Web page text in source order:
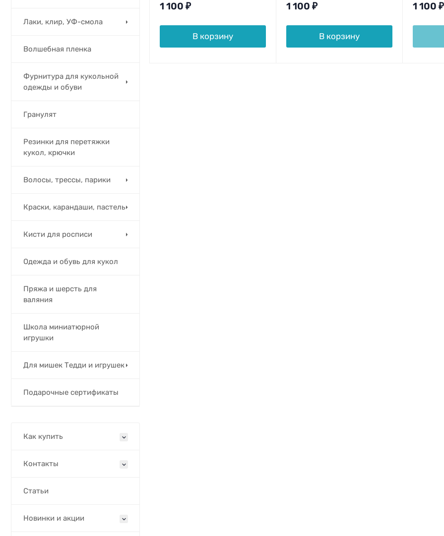
Лаки, клир, УФ-смола
Волшебная пленка
Фурнитура для кукольной
одежды и обуви
Гранулят
Резинки для перетяжки
кукол, крючки
Волосы, трессы, парики
Краски, карандаши, пастель
Кисти для росписи
Одежда и обувь для кукол
Пряжа и шерсть для
валяния
Школа миниатюрной
игрушки
Для мишек Тедди и игрушек
Подарочные сертификаты
Как купить
Контакты
Статьи
Новинки и акции
1 100 ₽
В корзину
1 100 ₽
В корзину
1 100 ₽